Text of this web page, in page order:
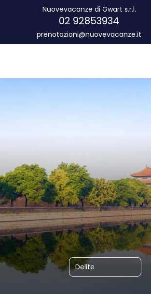
Nuovevacanze di Gwart s.r.l.
02 92853934
prenotazioni@nuovevacanze.it
Delite